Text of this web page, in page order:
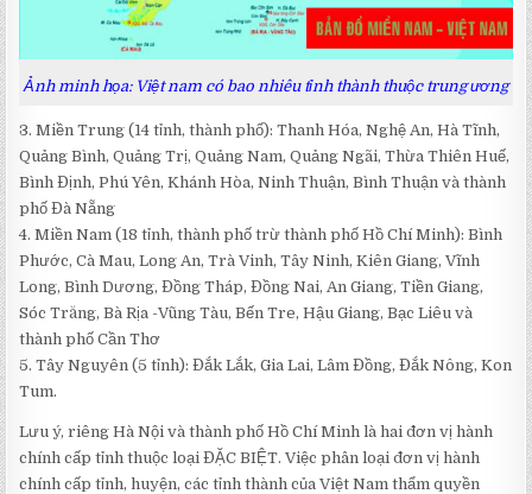
Ảnh minh họa: Việt nam có bao nhiêu tỉnh thành thuộc trung ương
3. Miền Trung (14 tỉnh, thành phố): Thanh Hóa, Nghệ An, Hà Tĩnh,
Quảng Bình, Quảng Trị, Quảng Nam, Quảng Ngãi, Thừa Thiên Huế,
Bình Định, Phú Yên, Khánh Hòa, Ninh Thuận, Bình Thuận và thành
phố Đà Nẵng
4. Miền Nam (18 tỉnh, thành phố trừ thành phố Hồ Chí Minh): Bình
Phước, Cà Mau, Long An, Trà Vinh, Tây Ninh, Kiên Giang, Vĩnh
Long, Bình Dương, Đồng Tháp, Đồng Nai, An Giang, Tiền Giang,
Sóc Trăng, Bà Rịa -Vũng Tàu, Bến Tre, Hậu Giang, Bạc Liêu và
thành phố Cần Thơ
5. Tây Nguyên (5 tỉnh): Đắk Lắk, Gia Lai, Lâm Đồng, Đắk Nông, Kon
Tum.
Lưu ý, riêng Hà Nội và thành phố Hồ Chí Minh là hai đơn vị hành
chính cấp tỉnh thuộc loại ĐẶC BIỆT. Việc phân loại đơn vị hành
chính cấp tỉnh, huyện, các tỉnh thành của Việt Nam thẩm quyền